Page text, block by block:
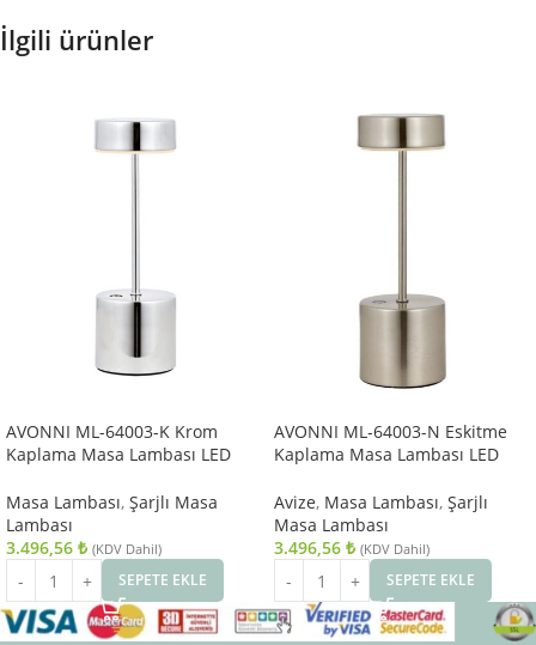
İlgili ürünler
AVONNI ML-64003-K Krom
Kaplama Masa Lambası LED
Masa Lambası, Şarjlı Masa
Lambası
3.496,56 ₺ (KDV Dahil)
SEPETE EKLE
AVONNI ML-64003-N Eskitme
Kaplama Masa Lambası LED
Avize, Masa Lambası, Şarjlı
Masa Lambası
3.496,56 ₺ (KDV Dahil)
SEPETE EKLE